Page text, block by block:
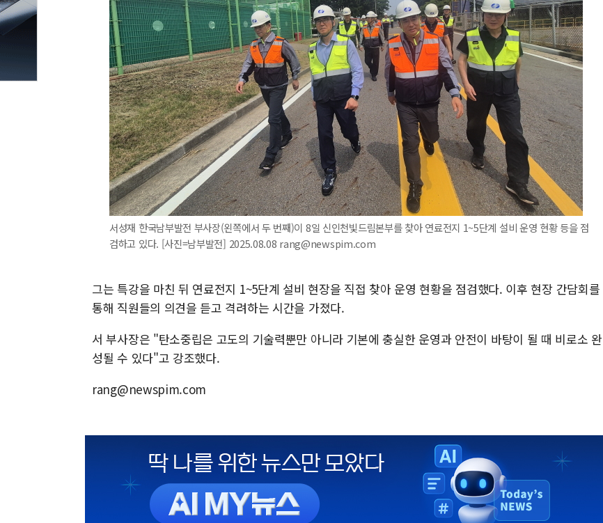
서성재 한국남부발전 부사장(왼쪽에서 두 번째)이 8일 신인천빛드림본부를 찾아 연료전지 1~5단계 설비 운영 현황 등을 점
검하고 있다. [사진=남부발전] 2025.08.08 rang@newspim.com
그는 특강을 마친 뒤 연료전지 1~5단계 설비 현장을 직접 찾아 운영 현황을 점검했다. 이후 현장 간담회를
통해 직원들의 의견을 듣고 격려하는 시간을 가졌다.
서 부사장은 "탄소중립은 고도의 기술력뿐만 아니라 기본에 충실한 운영과 안전이 바탕이 될 때 비로소 완
성될 수 있다"고 강조했다.
rang@newspim.com